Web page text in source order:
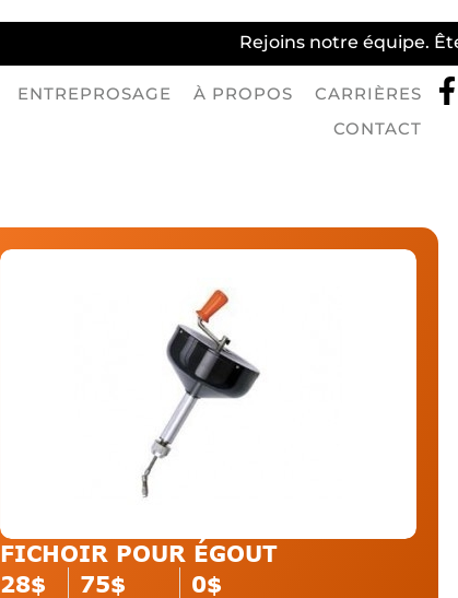
Rejoins notre équipe.
ENTREPROSAGE À PROPOS
CARRIÈRES
CONTACT
FICHOIR POUR ÉGOUT
28$
75$ 0$